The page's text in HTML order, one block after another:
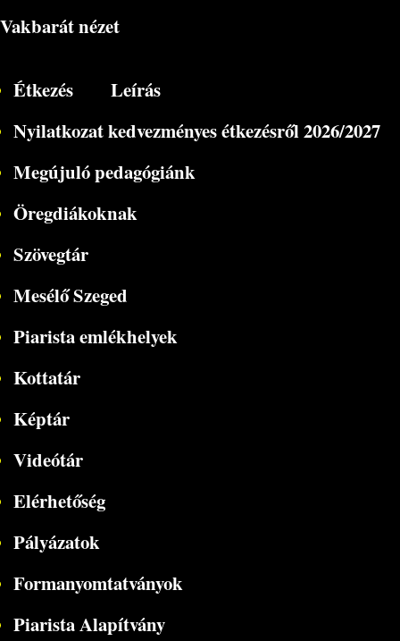
Vakbarát nézet
Étkezés
Leírás
Nyilatkozat kedvezményes étkezésről 2026/2027
Megújuló pedagógiánk
Öregdiákoknak
Szövegtár
Mesélő Szeged
Piarista emlékhelyek
Kottatár
Képtár
Videótár
Elérhetőség
Pályázatok
Formanyomtatványok
Piarista Alapítvány